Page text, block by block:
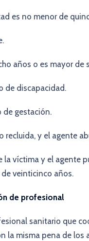
es no menor de
años o es mayor de
de discapacidad.
de gestación.
recluida, y el agente
la víctima y el agente
veinticinco años.
de profesional
sanitario que
la misma pena de los